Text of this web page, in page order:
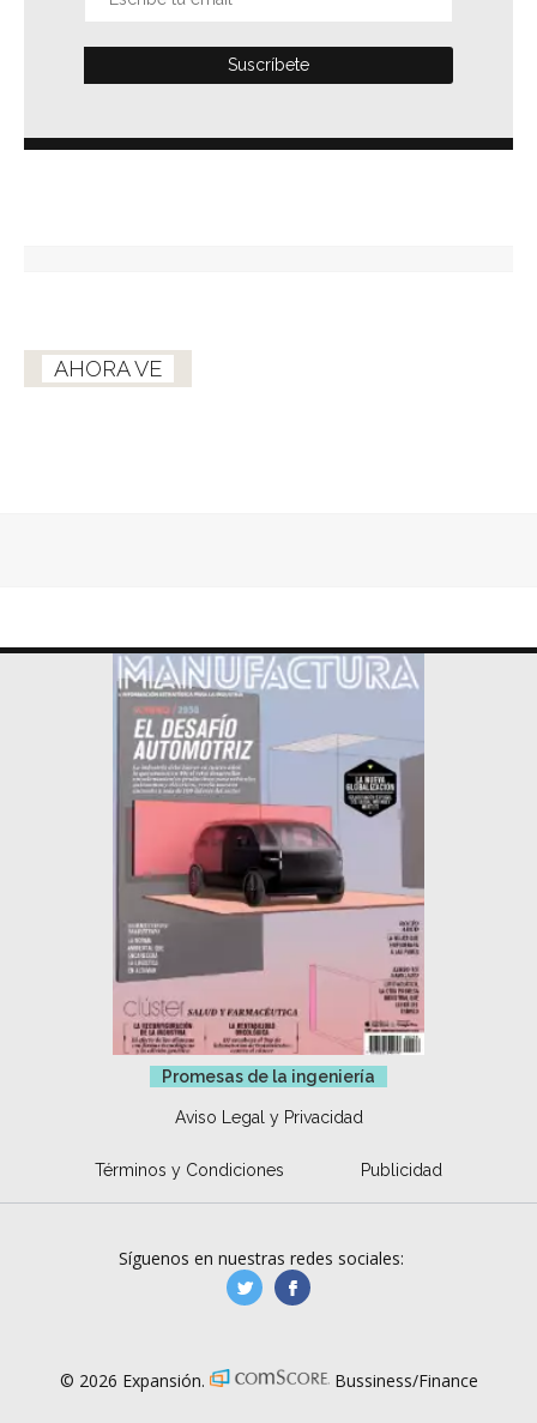
AHORA VE
Promesas de la ingeniería
Aviso Legal y Privacidad
Términos y Condiciones Publicidad
Síguenos en nuestras redes sociales:
manufacturaGE
© 2026 Expansión. Bussiness/Finance